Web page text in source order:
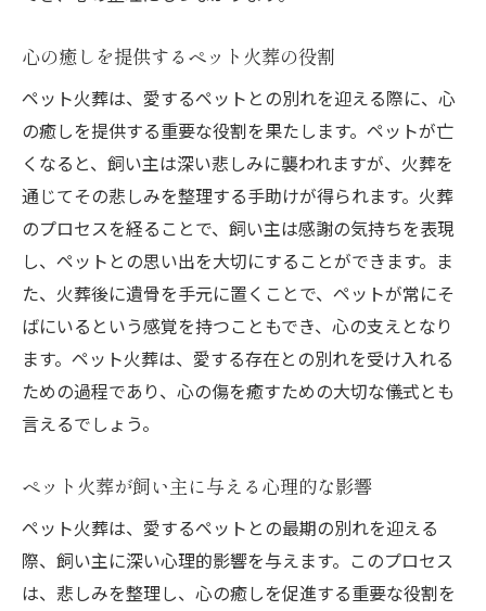
愛するペットとの最期を彩るペット火葬の方法
ペット火葬の種類と選び方
ペット火葬を個性的にするためのアイデア
飼い主が選ぶべきペット火葬の方法
ペット火葬のプロセスにおけるアレンジメ
ント
感動を呼ぶペット火葬の実例
ペット火葬の方法で最期を素敵に彩る
ペット火葬によって叶う心の中の家族との再会
ペット火葬が象徴する心の中の再会
ペット火葬を通じて感じる絆の再確認
心に残るペットとの思い出の再会
ペット火葬がもたらす愛情の再会
再会を夢見るためのペット火葬の意味
ペット火葬で叶う心の中の再会ストーリー
心の癒しを提供するペット火葬の役割
ペット火葬は、愛するペットとの別れを迎える際に、心
の癒しを提供する重要な役割を果たします。ペットが亡
くなると、飼い主は深い悲しみに襲われますが、火葬を
通じてその悲しみを整理する手助けが得られます。火葬
のプロセスを経ることで、飼い主は感謝の気持ちを表現
し、ペットとの思い出を大切にすることができます。ま
た、火葬後に遺骨を手元に置くことで、ペットが常にそ
ばにいるという感覚を持つこともでき、心の支えとなり
ます。ペット火葬は、愛する存在との別れを受け入れる
ための過程であり、心の傷を癒すための大切な儀式とも
言えるでしょう。
ペット火葬が飼い主に与える心理的な影響
ペット火葬は、愛するペットとの最期の別れを迎える
際、飼い主に深い心理的影響を与えます。このプロセス
は、悲しみを整理し、心の癒しを促進する重要な役割を